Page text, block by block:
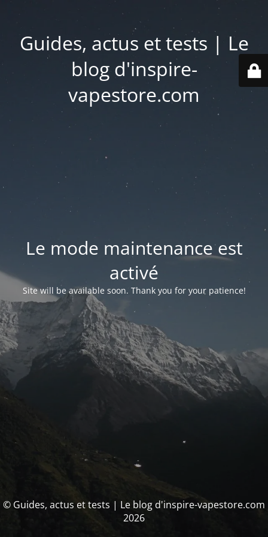
Guides, actus et tests | Le
blog d'inspire-
vapestore.com
Le mode maintenance est
activé
Site will be available soon. Thank you for your patience!
© Guides, actus et tests | Le blog d'inspire-vapestore.com
2026